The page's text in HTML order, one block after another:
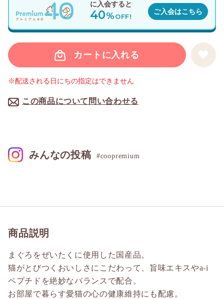
カートに入れる
この商品について問い合わせる
※配送される日にちの指定はできません
に入会すると
40%OFF!
ご入会はこちら
商品説明
まぐろをぜいたくに使用した国産品。
猫がとびつくおいしさにこだわって、旨味エキスやa-i
ペプチドを絶妙なバランスで配合。
お部屋で暮らす愛猫の心の健康維持にも配慮。
みんなの投稿 #coopremium